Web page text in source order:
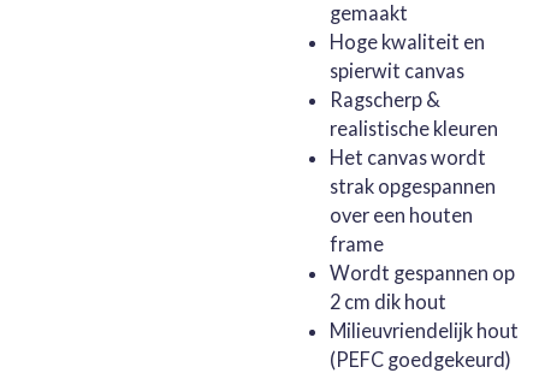
gemaakt
Hoge kwaliteit en
spierwit canvas
Ragscherp &
realistische kleuren
Het canvas wordt
strak opgespannen
over een houten
frame
Wordt gespannen op
2 cm dik hout
Milieuvriendelijk hout
(PEFC goedgekeurd)